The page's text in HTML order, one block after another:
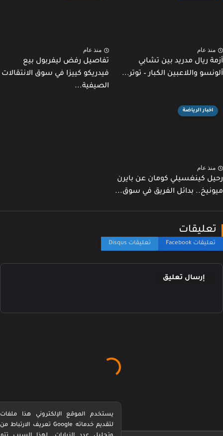
عام
ريال مدريد بين تشابي
واللاعبين الكبار – توتر...
منذ عام
تفاصيل رفض ليفربول بيع
فيدريكو كييزا في سوق الانتقالات
الصيفية...
اخبار الرياضة
عام
كينغسيلي كومان عن بايرن
بدائل الفريق في سوق...
إرسال تعليق
يستخدم الموقع الإلكتروني هذا ملفات
تعريف الارتباط من Google لتقديم خدماته